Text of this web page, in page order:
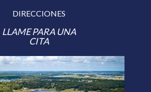
DIRECCIONES
LLAME PARA UNA
CITA